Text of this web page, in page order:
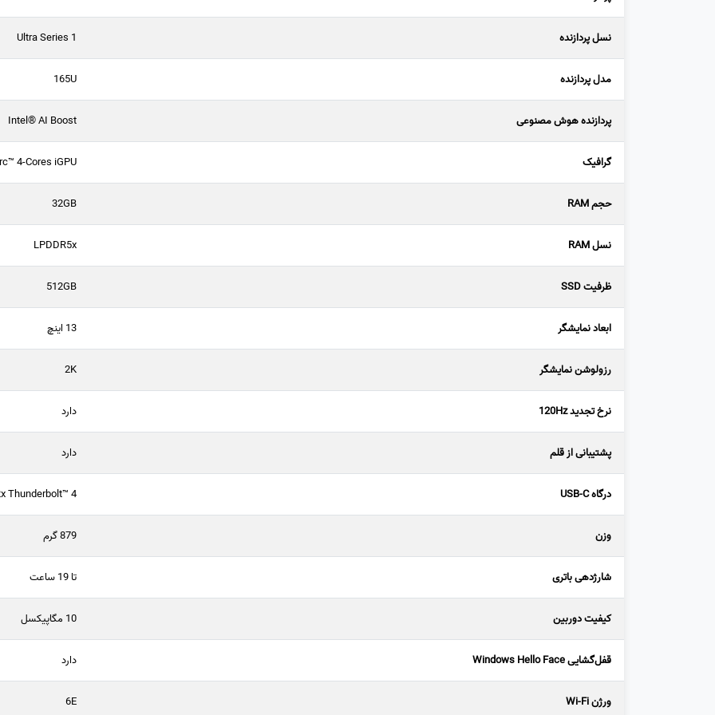
نسل پردازنده Ultra Series 1
مدل پردازنده 165U
پردازنده هوش مصنوعی Intel® AI Boost
گرافیک 4-Cores iGPU
حجم RAM 32GB
نسل RAM LPDDR5x
ظرفیت SSD 512GB
ابعاد نمایشگر 13 اینچ
رزولوشن نمایشگر 2K
نرخ تجدید 120Hz دارد
پشتیبانی از قلم دارد
درگاه USB-C Thunderbolt™ 4
وزن 879 گرم
شارژدهی باتری تا 19 ساعت
کیفیت دوربین 10 مگاپیکسل
قفل‌گشایی Windows Hello Face دارد
ورژن Wi-Fi 6E